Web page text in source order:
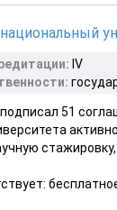
IV
51